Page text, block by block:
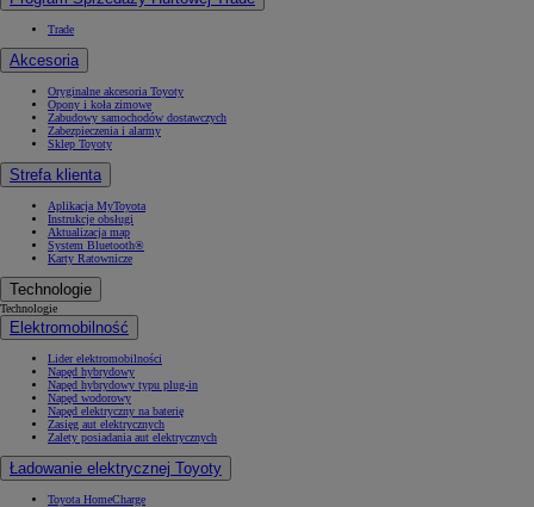
Trade
Akcesoria
Oryginalne akcesoria Toyoty
Opony i koła zimowe
Zabudowy samochodów dostawczych
Zabezpieczenia i alarmy
Sklep Toyoty
Strefa klienta
Aplikacja MyToyota
Instrukcje obsługi
Aktualizacja map
System Bluetooth®
Karty Ratownicze
Technologie
Technologie
Elektromobilność
Lider elektromobilności
Napęd hybrydowy
Napęd hybrydowy typu plug-in
Napęd wodorowy
Napęd elektryczny na baterię
Zasięg aut elektrycznych
Zalety posiadania aut elektrycznych
Ładowanie elektrycznej Toyoty
Toyota HomeCharge